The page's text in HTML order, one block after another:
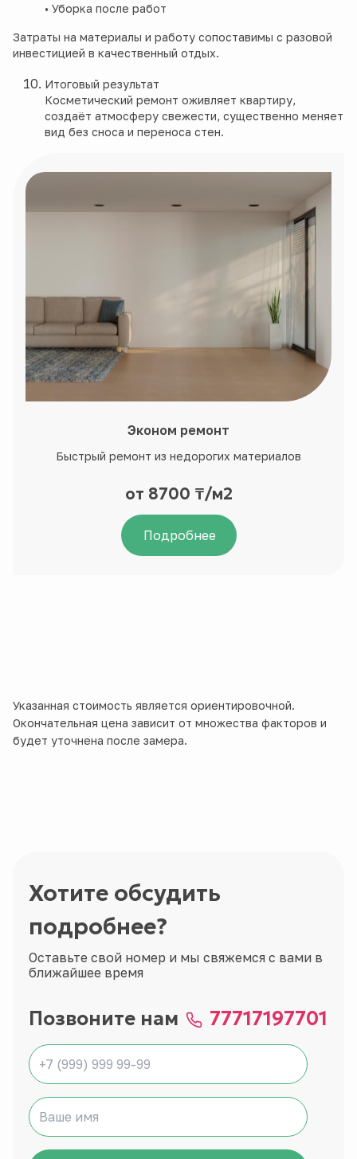
• Уборка после работ
Затраты на материалы и работу сопоставимы с разовой
инвестицией в качественный отдых.
Итоговый результат
Косметический ремонт оживляет квартиру,
создаёт атмосферу свежести, существенно меняет
вид без сноса и переноса стен.
Эконом ремонт
Быстрый ремонт из недорогих материалов
от 8700 ₸/м2
Подробнее
Указанная стоимость является ориентировочной.
Окончательная цена зависит от множества факторов и
будет уточнена после замера.
Хотите обсудить
подробнее?
Оставьте свой номер и мы свяжемся с вами в
ближайшее время
Позвоните нам 77717197701